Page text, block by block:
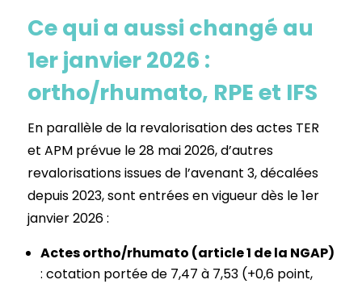
Ce qui a aussi changé au
1er janvier 2026 :
ortho/rhumato, RPE et IFS
En parallèle de la revalorisation des actes TER
et APM prévue le 28 mai 2026, d’autres
revalorisations issues de l’avenant 3, décalées
depuis 2023, sont entrées en vigueur dès le 1er
janvier 2026 :
Actes ortho/rhumato (article 1 de la NGAP)
: cotation portée de 7,47 à 7,53 (+0,6 point,